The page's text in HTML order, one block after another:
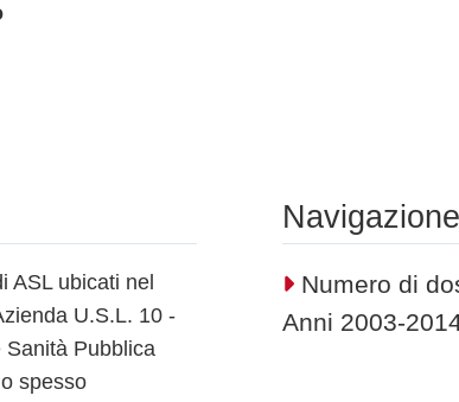
ASL ubicati nel
U.S.L. 10 -
Sanità Pubblica
spesso
Navigazione
Numero di
Anni 2003-